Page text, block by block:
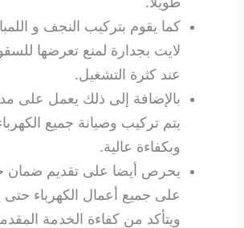
كما يقوم بتركيب النجف و
لايت بجدارة لمنع تعرضها
عند كثرة التشغيل.
بالإضافة إلى ذلك يعمل على
يتم تركيب وصيانة جميع
وبكفاءة عالية.
يحرص أيضا على تقديم
على جميع أعمال الكهرباء حتى
ويتأكد من كفاءة الخدمة